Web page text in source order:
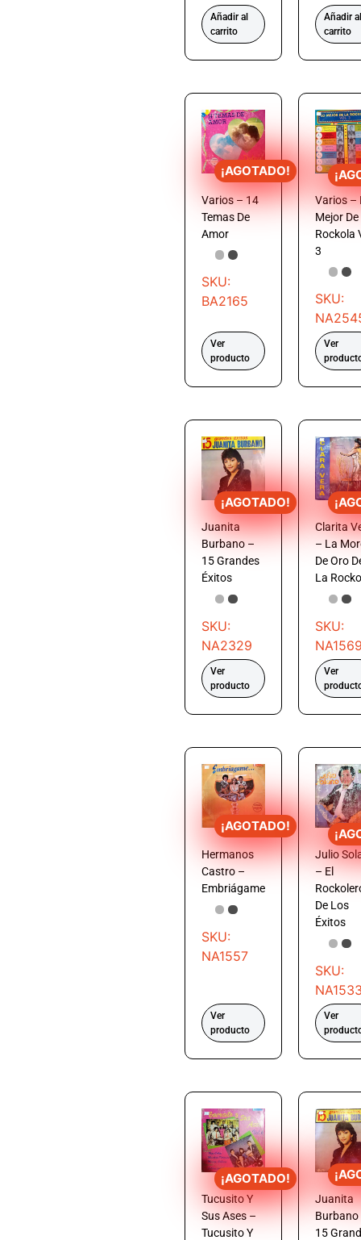
Añadir al
carrito
Añadir al
carrito
¡AGOTADO!
Varios – 14
Temas De
Amor
SKU:
BA2165
Ver
producto
Varios –
Mejor
Rockola
3
SKU:
Ver
¡AGOTADO!
Juanita
Burbano –
15 Grandes
Éxitos
SKU:
NA2329
Ver
producto
Clarita
– La
De Oro
La
SKU:
Ver
¡AGOTADO!
Hermanos
Castro –
Embriágame
SKU:
NA1557
Ver
producto
Julio
– El
De Los
Éxitos
SKU:
Ver
¡AGOTADO!
Tucusito Y
Sus Ases –
Tucusito Y
Juanita
Burbano
15